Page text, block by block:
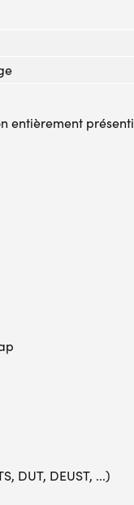
entièrement
DUT, DEUST, ...)